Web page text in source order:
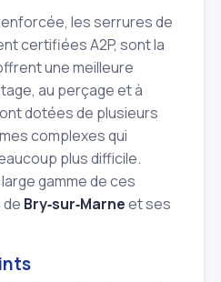
les serrures de
certifiées A2P, sont la
une meilleure
au perçage et à
dotées de plusieurs
complexes qui
plus difficile.
gamme de ces
Bry‑sur‑Marneet ses